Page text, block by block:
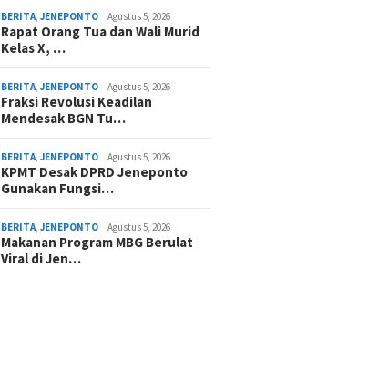
BERITA,JENEPONTO Agustus 5, 2026
Rapat Orang Tua dan Wali Murid
Kelas X, …
BERITA,JENEPONTO Agustus 5, 2026
Fraksi Revolusi Keadilan
Mendesak BGN Tu…
BERITA,JENEPONTO Agustus 5, 2026
KPMT Desak DPRD Jeneponto
Gunakan Fungsi…
BERITA,JENEPONTO Agustus 5, 2026
Makanan Program MBG Berulat
Viral di Jen…